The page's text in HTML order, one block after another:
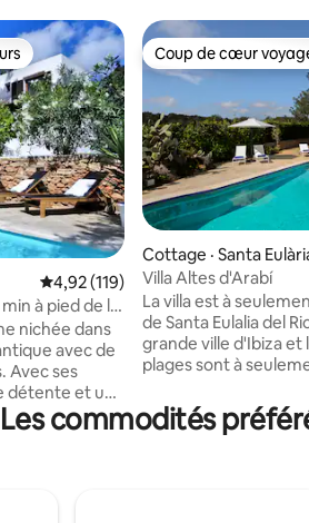
les plus aimés
Note moyenne de 4,92 sur 5, 119
4,92 (119)
à pied de la
nichée dans
avec de
Avec ses
détente et une
la propriété
et d'intimité
Coup de cœur
Coup de cœur
Cottage · Santa
u
Villa Altes d'Arabí
La villa est à
de Santa Eulalia del
grande ville d'Ibiza et
plages sont à
pour sa merveilleuse
barbecue, ses salons
Les commodités